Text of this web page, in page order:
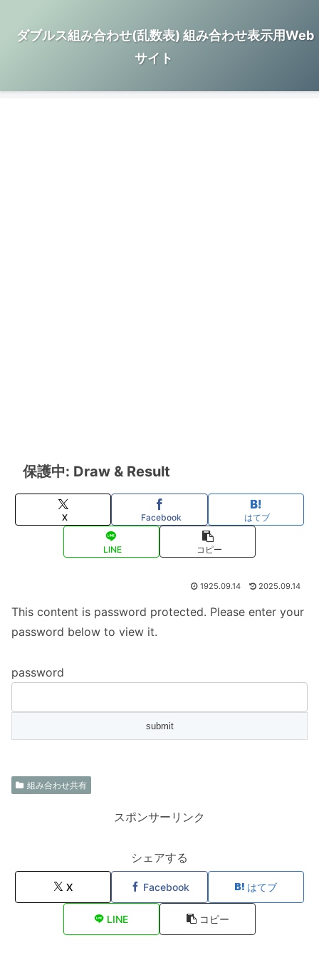
ダブルス組み合わせ(乱数表) 組み合わせ表示用Web
サイト
保護中: Draw & Result
X Facebook はてブ
LINE コピー
1925.09.14 2025.09.14
This content is password protected. Please enter your
password below to view it.
password
組み合わせ共有
スポンサーリンク
シェアする
X Facebook はてブ
LINE コピー